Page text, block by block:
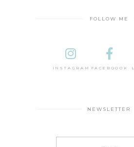
FOLLOW ME
INSTAGRAM FACEBOOOK
NEWSLETTER